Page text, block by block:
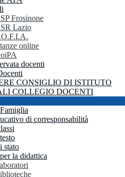
Frosinone
Lazio
online
docenti
CONSIGLIO DI ISTITUTO
COLLEGIO DOCENTI
di corresponsabilità
stato
la didattica